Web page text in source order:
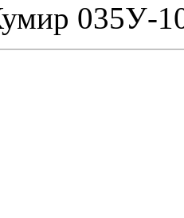
035У-